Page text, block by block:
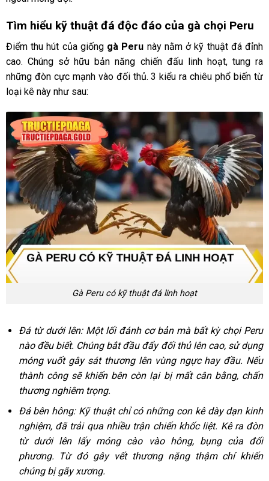
Tìm hiểu kỹ thuật đá độc đáo của gà chọi Peru
Điểm thu hút của giống gà Peru này nằm ở kỹ thuật đá đỉnh
cao. Chúng sở hữu bản năng chiến đấu linh hoạt, tung ra
những đòn cực mạnh vào đối thủ. 3 kiểu ra chiêu phổ biến từ
loại kê này như sau:
Gà Peru có kỹ thuật đá linh hoạt
Đá từ dưới lên: Một lối đánh cơ bản mà bất kỳ chọi Peru
nào đều biết. Chúng bắt đầu đẩy đối thủ lên cao, sử dụng
móng vuốt gây sát thương lên vùng ngực hay đầu. Nếu
thành công sẽ khiến bên còn lại bị mất cân bằng, chấn
thương nghiêm trọng.
Đá bên hông: Kỹ thuật chỉ có những con kê dày dạn kinh
nghiệm, đã trải qua nhiều trận chiến khốc liệt. Kê ra đòn
từ dưới lên lấy móng cào vào hông, bụng của đối
phương. Từ đó gây vết thương nặng thậm chí khiến
chúng bị gãy xương.